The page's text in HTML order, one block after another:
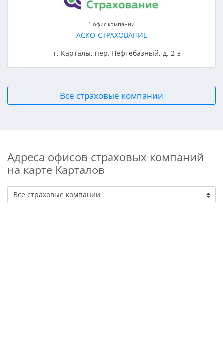
1 офис компании
АСКО-СТРАХОВАНИЕ
г. Карталы, пер. Нефтебазный, д. 2-з
Все страховые компании
Адреса офисов страховых компаний
на карте Карталов